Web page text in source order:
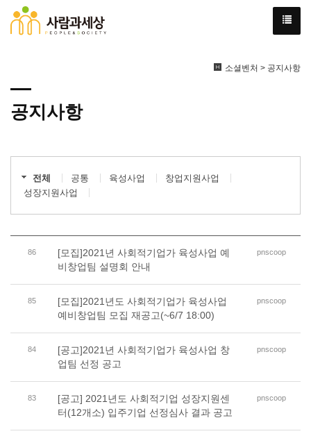
소셜벤처 > 공지사항
공지사항
전체 공통 육성사업
창업지원사업
성장지원사업
86
[모집]2021년 사회적기업가 육성사업 예
비창업팀 설명회 안내
pnscoop
85
[모집]2021년도 사회적기업가 육성사업
예비창업팀 모집 재공고(~6/7 18:00)
pnscoop
84
[공고]2021년 사회적기업가 육성사업 창
업팀 선정 공고
pnscoop
83
[공고] 2021년도 사회적기업 성장지원센
터(12개소) 입주기업 선정심사 결과 공고
pnscoop